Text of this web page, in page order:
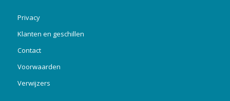
Privacy
Klanten en geschillen
Contact
Voorwaarden
Verwijzers